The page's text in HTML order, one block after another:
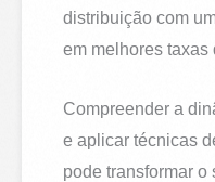
distribuição com
em melhores taxas
Compreender a
e aplicar técnicas
pode transformar o